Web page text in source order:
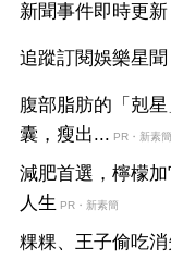
新聞事件即時更
追蹤訂閱娛樂星
腹部脂肪的「剋
囊，瘦出... PR・新素簡
減肥首選，檸檬
人生
PR・新素簡
粿粿、王子偷吃